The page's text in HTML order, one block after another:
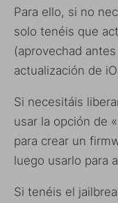
Para ello, si no
solo tenéis que
(aprovechad
actualización de
Si necesitáis
usar la opción de
para crear un
luego usarlo para
Si tenéis el